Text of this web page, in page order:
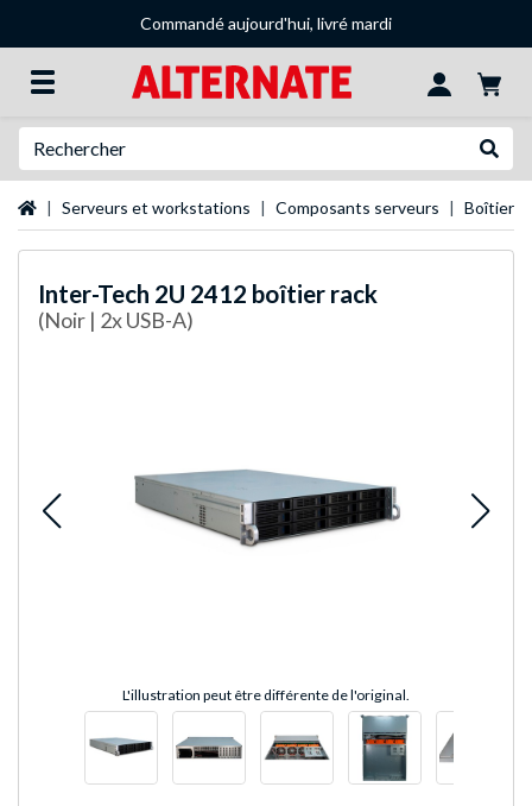
Commandé aujourd'hui, livré mardi
Page d'accueil
Serveurs et workstations Composants serveurs Boîtiers
Inter-Tech 2U 2412 boîtier rack
(Noir | 2x USB-A)
L'illustration peut être différente de l'original.